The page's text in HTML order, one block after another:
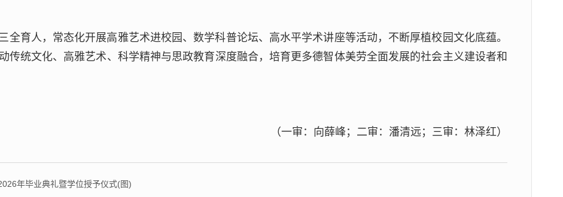
全育人，常态化开展高雅艺术进校园、数学科普论坛、高水平学术讲座等活动，不断厚植校园文化底蕴。
传统文化、高雅艺术、科学精神与思政教育深度融合，培育更多德智体美劳全面发展的社会主义建设者和
（一审：向薛峰；二审：潘清远；三审：林泽红）
年毕业典礼暨学位授予仪式(图)